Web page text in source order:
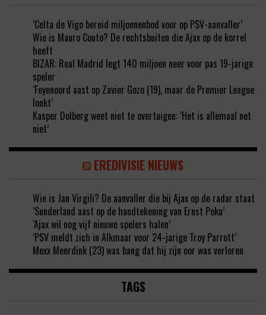
‘Celta de Vigo bereid miljoenenbod voor op PSV-aanvaller’
Wie is Mauro Couto? De rechtsbuiten die Ajax op de korrel
heeft
BIZAR: Real Madrid legt 140 miljoen neer voor pas 19-jarige
speler
‘Feyenoord aast op Zavier Gozo (19), maar de Premier League
lonkt’
Kasper Dolberg weet niet te overtuigen: ‘Het is allemaal net
niet’
EREDIVISIE NIEUWS
Wie is Jan Virgili? De aanvaller die bij Ajax op de radar staat
‘Sunderland aast op de handtekening van Ernst Poku’
‘Ajax wil nog vijf nieuwe spelers halen’
‘PSV meldt zich in Alkmaar voor 24-jarige Troy Parrott’
Mexx Meerdink (23) was bang dat hij zijn oor was verloren
TAGS